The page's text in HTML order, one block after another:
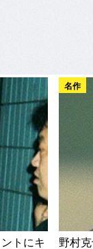
トにキ
名作
野村